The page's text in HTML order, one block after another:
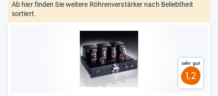
Ab hier finden Sie weitere Röhrenverstärker nach Beliebtheit
sortiert.
Sehr gut
1,2